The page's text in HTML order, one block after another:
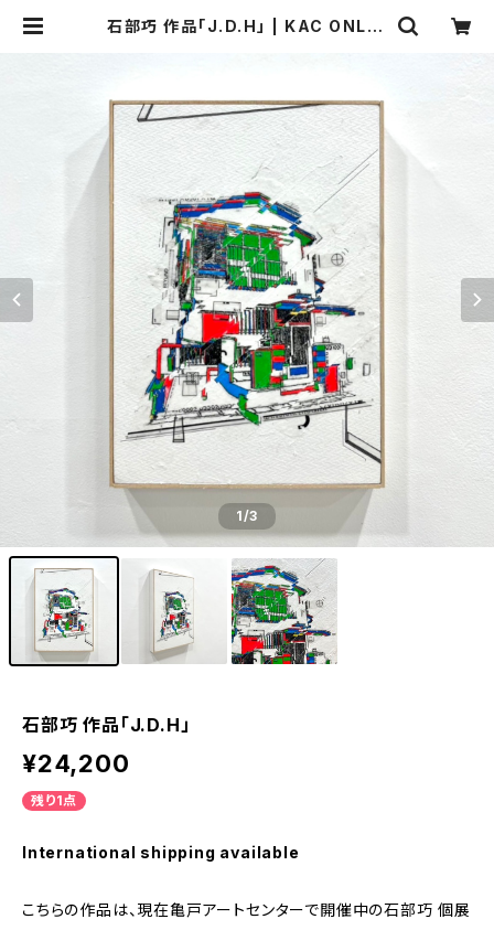
石部巧 作品「J.D.H」 | KAC ONLIN
1/3
石部巧 作品「J.D.H」
¥24,200
残り1点
International shipping available
こちらの作品は、現在亀戸アートセンターで開催中の石部巧 個展